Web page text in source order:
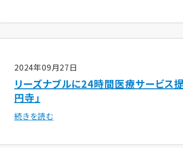
2024年09月27日
リーズナブルに24時間医療サービス
円寺」
続きを読む